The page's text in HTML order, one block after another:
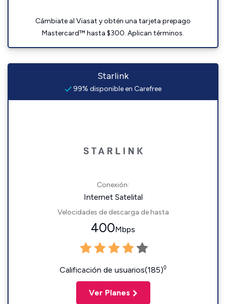
Cámbiate al Viasat y obtén una tarjeta prepago
Mastercard™ hasta $300. Aplican términos.
Starlink
99% disponible en Carefree
Conexión:
Internet Satelital
Velocidades de descarga de hasta
400Mbps
Calificación de usuarios(185)◊
Ver Planes